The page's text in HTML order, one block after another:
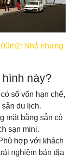
Nhỏ nhưng
này?
số vốn hạn chế,
du lịch.
mặt bằng sẵn có
sạn mini.
hợp với khách
nghiệm bản địa